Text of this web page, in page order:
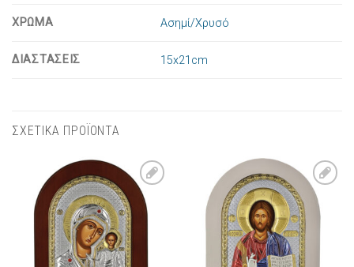
ΧΡΩΜΑ Ασημί/Χρυσό
ΔΙΑΣΤΑΣΕΙΣ 15x21cm
ΣΧΕΤΙΚΑ ΠΡΟΪΟΝΤΑ
Πρόσθήκη
στην λίστα
επιθυμιών
Πρόσθήκη
στην λίστα
επιθυμιών